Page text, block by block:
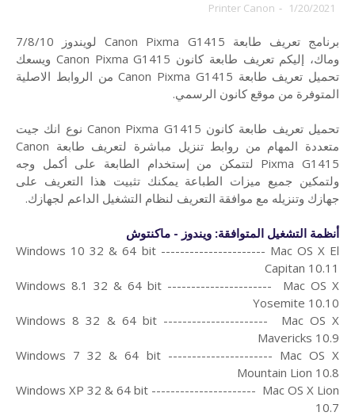
1/20/2021
-
Printer Canon
برنامج تعريف طابعة Canon Pixma G1415 لويندوز 7/8/10
وماك،
إليكم تعريف طابعة كانون Canon Pixma G1415 ويسعك
تحميل تعريف طابعة Canon Pixma G1415 من الروابط الاصلية
المتوفرة من موقع كانون الرسمي.
تحميل تعريف طابعة كانون Canon Pixma G1415 نوع انك جيت
متعددة المهام من روابط تنزيل مباشرة لتعريف طابعة Canon
Pixma G1415 لتتمكن من إستخدام الطابعة على أكمل وجه
ولتمكين جميع ميزات الطباعة يمكنك تثبيت هذا التعريف على
جهازك وتنزيله مع موافقة التعريف لنظام التشغيل الداعم لجهازك.
أنظمة التشغيل المتوافقة: ويندوز - ماكنتوش
Windows 10 32 & 64 bit ---------------------- Mac OS X El
Capitan 10.11
Windows 8.1 32 & 64 bit ---------------------- Mac OS X
Yosemite 10.10
Windows 8 32 & 64 bit ---------------------- Mac OS X
Mavericks 10.9
Windows 7 32 & 64 bit ---------------------- Mac OS X
Mountain Lion 10.8
Windows XP 32 & 64 bit ---------------------- Mac OS X Lion
10.7